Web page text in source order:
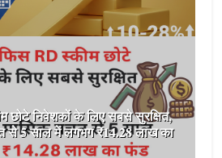
छोटे निवेशकों के लिए सबसे सुरक्षित,
से 5 साल में लगभग ₹14.28 लाख का